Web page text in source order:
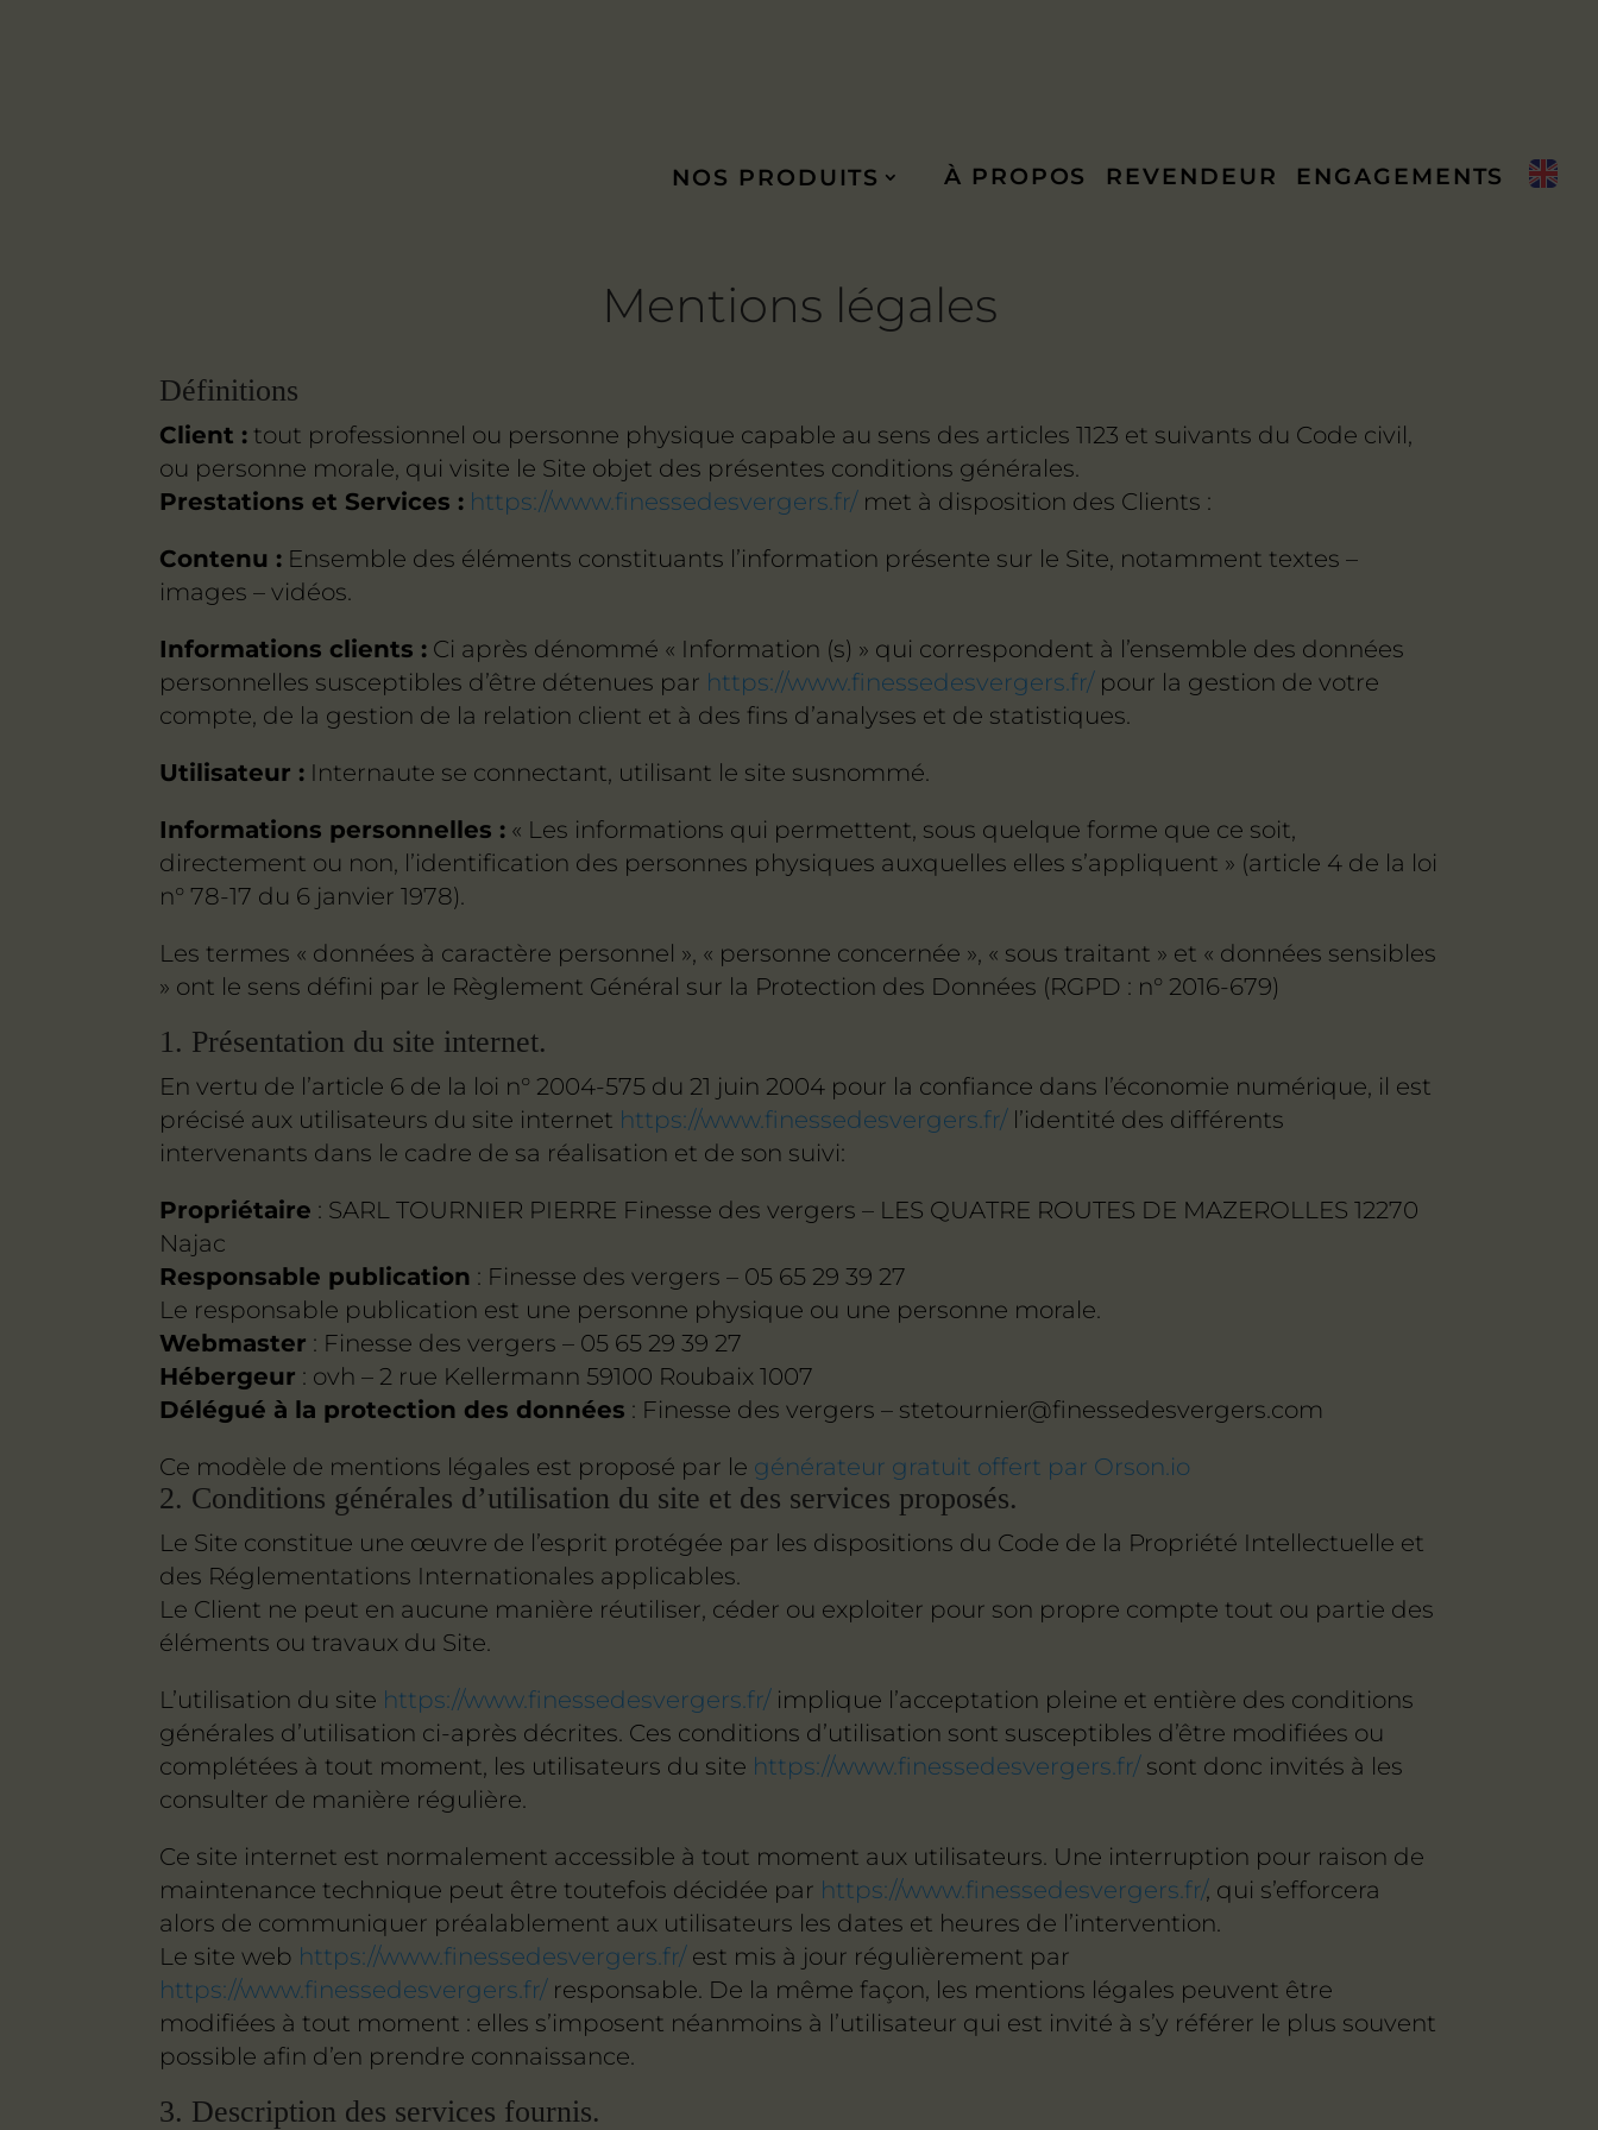
NOS PRODUITS À PROPOS REVENDEUR ENGAGEMENTS
Mentions légales
Définitions
Client : tout professionnel ou personne physique capable au sens des articles 1123 et suivants du Code civil,
ou personne morale, qui visite le Site objet des présentes conditions générales.
Prestations et Services : https://www.finessedesvergers.fr/ met à disposition des Clients :
Contenu : Ensemble des éléments constituants l’information présente sur le Site, notamment textes –
images – vidéos.
Informations clients : Ci après dénommé « Information (s) » qui correspondent à l’ensemble des données
personnelles susceptibles d’être détenues par https://www.finessedesvergers.fr/ pour la gestion de votre
compte, de la gestion de la relation client et à des fins d’analyses et de statistiques.
Utilisateur : Internaute se connectant, utilisant le site susnommé.
Informations personnelles : « Les informations qui permettent, sous quelque forme que ce soit,
directement ou non, l’identification des personnes physiques auxquelles elles s’appliquent » (article 4 de la loi
n° 78-17 du 6 janvier 1978).
Les termes « données à caractère personnel », « personne concernée », « sous traitant » et « données sensibles
» ont le sens défini par le Règlement Général sur la Protection des Données (RGPD : n° 2016-679)
1. Présentation du site internet.
En vertu de l’article 6 de la loi n° 2004-575 du 21 juin 2004 pour la confiance dans l’économie numérique, il est
précisé aux utilisateurs du site internet https://www.finessedesvergers.fr/ l’identité des différents
intervenants dans le cadre de sa réalisation et de son suivi:
Propriétaire : SARL TOURNIER PIERRE Finesse des vergers – LES QUATRE ROUTES DE MAZEROLLES 12270
Najac
Responsable publication : Finesse des vergers – 05 65 29 39 27
Le responsable publication est une personne physique ou une personne morale.
Webmaster : Finesse des vergers – 05 65 29 39 27
Hébergeur : ovh – 2 rue Kellermann 59100 Roubaix 1007
Délégué à la protection des données : Finesse des vergers – stetournier@finessedesvergers.com
Ce modèle de mentions légales est proposé par le générateur gratuit offert par Orson.io
2. Conditions générales d’utilisation du site et des services proposés.
Le Site constitue une œuvre de l’esprit protégée par les dispositions du Code de la Propriété Intellectuelle et
des Réglementations Internationales applicables.
Le Client ne peut en aucune manière réutiliser, céder ou exploiter pour son propre compte tout ou partie des
éléments ou travaux du Site.
L’utilisation du site https://www.finessedesvergers.fr/ implique l’acceptation pleine et entière des conditions
générales d’utilisation ci-après décrites. Ces conditions d’utilisation sont susceptibles d’être modifiées ou
complétées à tout moment, les utilisateurs du site https://www.finessedesvergers.fr/ sont donc invités à les
consulter de manière régulière.
Ce site internet est normalement accessible à tout moment aux utilisateurs. Une interruption pour raison de
maintenance technique peut être toutefois décidée par https://www.finessedesvergers.fr/, qui s’efforcera
alors de communiquer préalablement aux utilisateurs les dates et heures de l’intervention.
Le site web https://www.finessedesvergers.fr/ est mis à jour régulièrement par
https://www.finessedesvergers.fr/ responsable. De la même façon, les mentions légales peuvent être
modifiées à tout moment : elles s’imposent néanmoins à l’utilisateur qui est invité à s’y référer le plus souvent
possible afin d’en prendre connaissance.
3. Description des services fournis.